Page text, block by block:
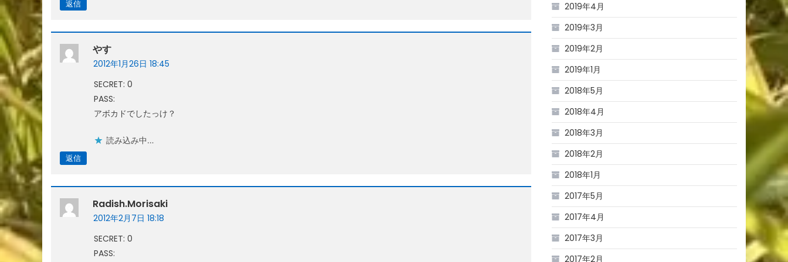
返信
やす
2012年1月26日 18:45
SECRET: 0
PASS:
アボカドでしたっけ？
読み込み中…
返信
Radish.morisaki
2012年2月7日 18:18
SECRET: 0
PASS:
2019年4月
2019年3月
2019年2月
2019年1月
2018年5月
2018年4月
2018年3月
2018年2月
2018年1月
2017年5月
2017年4月
2017年3月
2017年2月